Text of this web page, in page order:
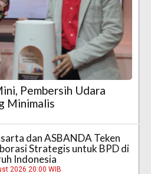
Pembersih Udara
Minimalis
dan ASBANDA Teken
Strategis untuk BPD di
Indonesia
2026 20:00 WIB